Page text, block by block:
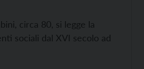
circa 80, si legge la
sociali dal XVI secolo ad